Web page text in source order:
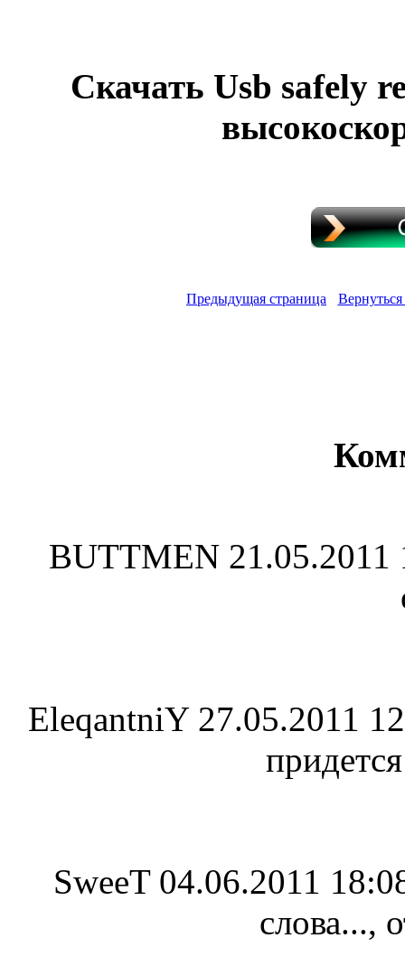
Скачать Usb safely
Предыдущая страница
BUTTMEN 21.05.2011
EleqantniY 27.05.2011
SweeT 04.06.2011
слова...,